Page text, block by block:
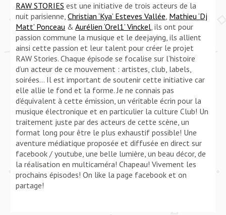
RAW STORIES est une initiative de trois acteurs de la
nuit parisienne,Christian ‘Kya’ Esteves Vallée, Mathieu ‘Dj
Matt’ Ponceau &Aurélien ‘Orel1’ Vinckel, ils ont pour
passion commune la musique et le deejaying, ils allient
ainsi cette passion et leur talent pour créer le projet
RAW Stories.Chaque épisode se focalise sur l’histoire
d’un acteur de ce mouvement : artistes, club, labels,
soirées… Il est important de soutenir cette initiative car
elle allie le fond et la forme. Je ne connais pas
d’équivalent à cette émission, un véritable écrin pour la
musique électronique et en particulier la culture Club! Un
traitement juste par des acteurs de cette scène, un
format long pour être le plus exhaustif possible! Une
aventure médiatique proposée et diffusée en direct sur
facebook / youtube, une belle lumière, un beau décor, de
la réalisation en multicaméra! Chapeau! Vivement les
prochains épisodes! On like la page facebook et on
partage!